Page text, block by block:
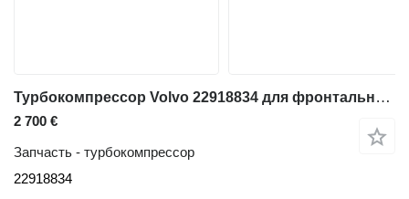
Турбокомпрессор Volvo 22918834 для фронтального погрузчика Volvo L150G: L180G:L220G: L250G: EC380D: EC480D
2 700 €
Запчасть - турбокомпрессор
22918834